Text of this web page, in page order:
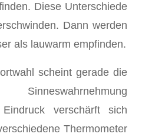
Diese Unterschiede
Dann werden
als lauwarm empfinden.
scheint gerade die
verschärft sich
Thermometer